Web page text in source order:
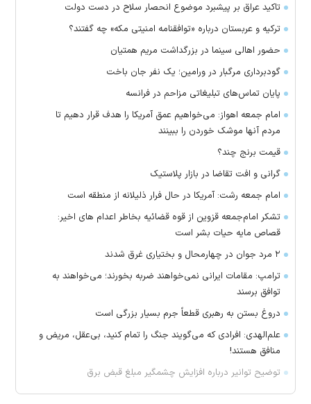
تاکید عراق بر پیشبرد موضوع انحصار سلاح در دست دولت
ترکیه و عربستان درباره «توافقنامه امنیتی مکه» چه گفتند؟
حضور اهالی سینما در بزرگداشت مریم همتیان
گودبرداری مرگبار در ورامین؛ یک نفر جان باخت
پایان تماس‌های تبلیغاتی مزاحم در فرانسه
امام جمعه اهواز: می‌خواهیم عمق آمریکا را هدف قرار دهیم تا
مردم آنها موشک خوردن را ببینند
قیمت برنج چند؟
گرانی و افت تقاضا در بازار پلاستیک
امام جمعه رشت: آمریکا در حال فرار ذلیلانه از منطقه است
تشکر امام‌جمعه قزوین از قوه قضائیه بخاطر اعدام های اخیر:
قصاص مایه حیات بشر است
۲ مرد جوان در چهارمحال و بختیاری غرق شدند
ترامپ: مقامات ایرانی نمی‌خواهند ضربه بخورند؛ می‌خواهند به
توافق برسند
دروغ بستن به رهبری قطعاً جرم بسیار بزرگی است
علم‌الهدی: افرادی که می‌گویند جنگ را تمام کنید، بی‌عقل، مریض و
منافق هستند!
توضیح توانیر درباره افزایش چشمگیر مبلغ قبض برق